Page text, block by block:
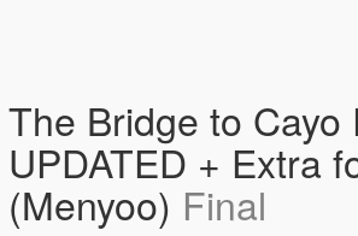
The Bridge to Cayo
UPDATED + Extra
(Menyoo) Final